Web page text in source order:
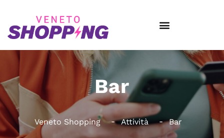
Bar
Veneto Shopping Attività Bar